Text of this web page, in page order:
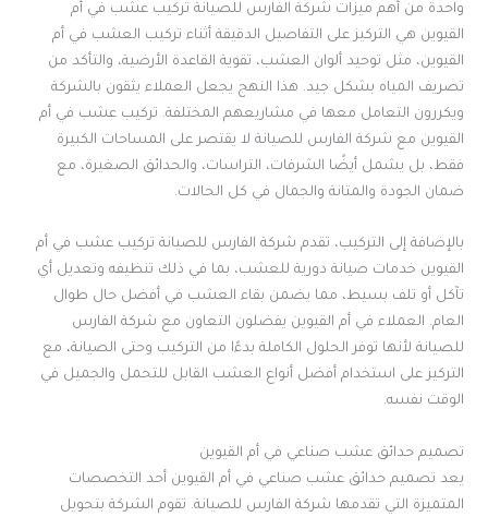
واحدة من أهم ميزات شركة الفارس للصيانة تركيب عشب في أم
القيوين هي التركيز على التفاصيل الدقيقة أثناء تركيب العشب في أم
القيوين، مثل توحيد ألوان العشب، تقوية القاعدة الأرضية، والتأكد من
تصريف المياه بشكل جيد. هذا النهج يجعل العملاء يثقون بالشركة
ويكررون التعامل معها في مشاريعهم المختلفة. تركيب عشب في أم
القيوين مع شركة الفارس للصيانة لا يقتصر على المساحات الكبيرة
فقط، بل يشمل أيضًا الشرفات، التراسات، والحدائق الصغيرة، مع
ضمان الجودة والمتانة والجمال في كل الحالات.
بالإضافة إلى التركيب، تقدم شركة الفارس للصيانة تركيب عشب في أم
القيوين خدمات صيانة دورية للعشب، بما في ذلك تنظيفه وتعديل أي
تآكل أو تلف بسيط، مما يضمن بقاء العشب في أفضل حال طوال
العام. العملاء في أم القيوين يفضلون التعاون مع شركة الفارس
للصيانة لأنها توفر الحلول الكاملة بدءًا من التركيب وحتى الصيانة، مع
التركيز على استخدام أفضل أنواع العشب القابل للتحمل والجميل في
الوقت نفسه.
تصميم حدائق عشب صناعي في أم القيوين
يعد تصميم حدائق عشب صناعي في أم القيوين أحد التخصصات
المتميزة التي تقدمها شركة الفارس للصيانة. تقوم الشركة بتحويل